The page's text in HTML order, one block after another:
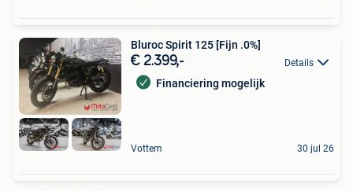
Bluroc Spirit 125 [Fijn .0%]
€ 2.399,- Details
Financiering mogelijk
Vottem 30 jul 26